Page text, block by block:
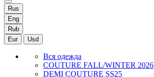
Rus
Eng
Rub
Eur
Usd
Вся одежда
COUTURE FALL/WINTER 2026
DEMI COUTURE SS25